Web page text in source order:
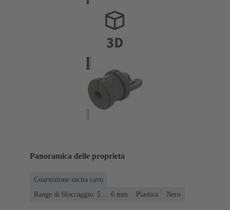
Panoramica delle proprietà
Guarnizione uscita cavo
Range di bloccaggio: 5 ... 6 mm
Plastica Nero